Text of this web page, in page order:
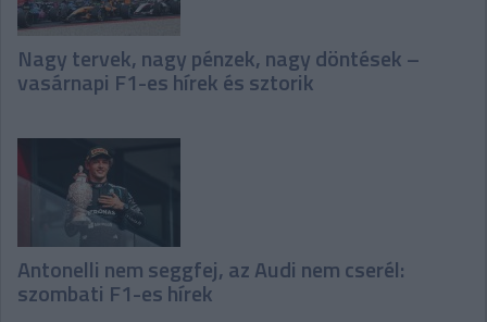
Nagy tervek, nagy pénzek, nagy döntések –
vasárnapi F1-es hírek és sztorik
Antonelli nem seggfej, az Audi nem cserél:
szombati F1-es hírek